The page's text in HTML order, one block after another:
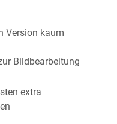
Version kaum
Bildbearbeitung
extra